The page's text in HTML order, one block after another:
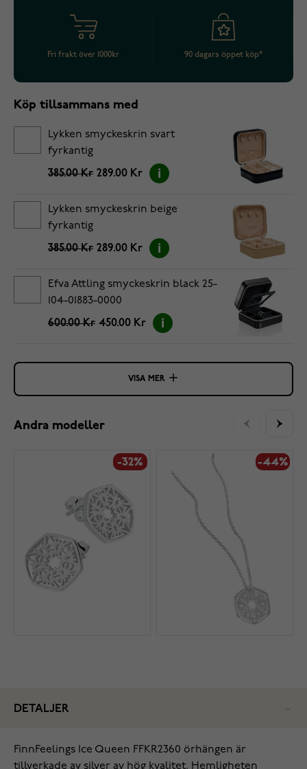
Fri frakt över 1000kr 90 dagars öppet köp*
Köp tillsammans med
Lykken smyckeskrin svart
fyrkantig
385.00 Kr 289.00 Kr
Lykken smyckeskrin beige
fyrkantig
385.00 Kr 289.00 Kr
Efva Attling smyckeskrin black 25-
104-01883-0000
600.00 Kr 450.00 Kr
VISA MER
Andra modeller
-32% -44%
DETALJER
‌FinnFeelings Ice Queen FFKR2360 örhängen är
tillverkade av silver av hög kvalitet. Hemligheten